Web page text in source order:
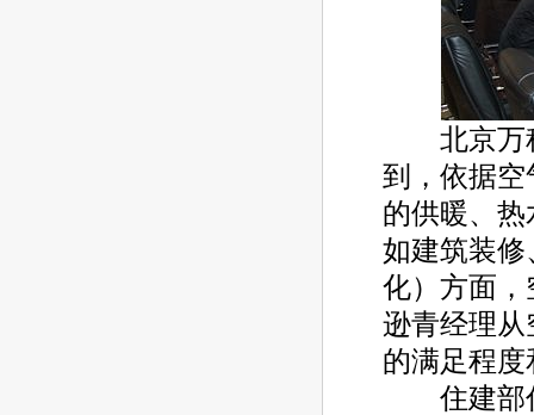
北京万科
到，依据
的供暖、
如建筑装
化）方面
逊青经理
的满足程
住建部住